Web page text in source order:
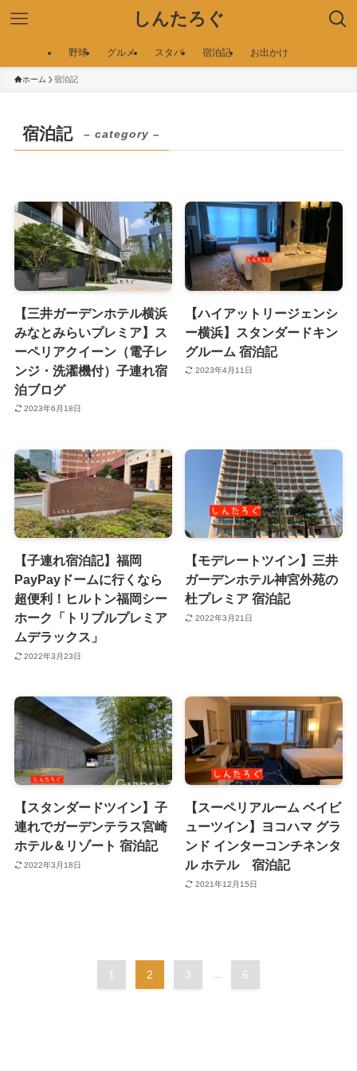
しんたろぐ
野球 グルメ スタバ 宿泊記 お出かけ
ホーム 宿泊記
宿泊記 – category –
【三井ガーデンホテル横浜
みなとみらいプレミア】ス
ーペリアクイーン（電子レ
ンジ・洗濯機付）子連れ宿
泊ブログ
2023年6月18日
【ハイアットリージェンシ
ー横浜】スタンダードキン
グルーム 宿泊記
2023年4月11日
【子連れ宿泊記】福岡
PayPayドームに行くなら
超便利！ヒルトン福岡シー
ホーク「トリプルプレミア
ムデラックス」
2022年3月23日
【モデレートツイン】三井
ガーデンホテル神宮外苑の
杜プレミア 宿泊記
2022年3月21日
【スタンダードツイン】子
連れでガーデンテラス宮崎
ホテル＆リゾート 宿泊記
2022年3月18日
【スーペリアルーム ベイビ
ューツイン】ヨコハマ グラ
ンド インターコンチネンタ
ル ホテル 宿泊記
2021年12月15日
1 2 3 ... 6